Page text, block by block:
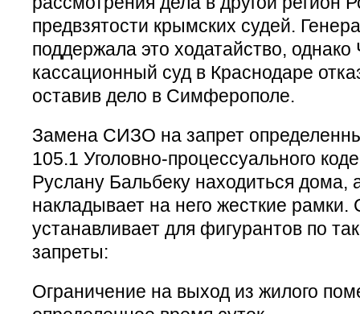
предвзятости крымских судей.
поддержала это ходатайство, однако
кассационный суд в Краснодаре
оставив дело в Симферополе.
Замена СИЗО на запрет
105.1 Уголовно-процессуального
Руслану Бальбеку находиться дома,
накладывает на него жесткие рамки.
устанавливает для фигурантов по
запреты:
Ограничение на выход из жилого